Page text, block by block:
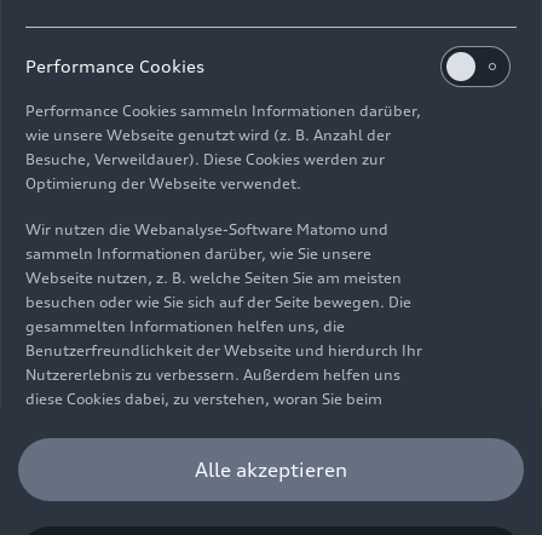
ImpressumRechtliches
Hinweisgebersystem
Informationen zur BarrierefreiheitKontakt
© 2026 AUDI AG. Alle Rechte vorbehalten.
EN
Die Angaben zu Kraftstoffverbrauch, Stromverbrauch, CO₂-
Emissionen und elektrischer Reichweite wurden nach dem
gesetzlich vorgeschriebenen Messverfahren „Worldwide
Harmonized Light Vehicles Test Procedure“ (WLTP) gemäß
Verordnung (EG) 715/2007 ermittelt. Zusatzausstattungen und
Zubehör (Anbauteile, Reifenformat usw.) können relevante
Aerodynamik verändern und neben Witterungs- und
Verkehrsbedingungen sowie dem individuellen Fahrverhalten den
Performance Cookies
Performance Cookies sammeln Informationen darüber,
wie unsere Webseite genutzt wird (z. B. Anzahl der
Besuche, Verweildauer). Diese Cookies werden zur
Optimierung der Webseite verwendet.
Wir nutzen die Webanalyse-Software Matomo und
sammeln Informationen darüber, wie Sie unsere
Webseite nutzen, z. B. welche Seiten Sie am meisten
besuchen oder wie Sie sich auf der Seite bewegen. Die
gesammelten Informationen helfen uns, die
Benutzerfreundlichkeit der Webseite und hierdurch Ihr
Nutzererlebnis zu verbessern. Außerdem helfen uns
diese Cookies dabei, zu verstehen, woran Sie beim
unser Angebot optimieren können. Bitte beachten Sie,
dass Sie Ihre Einwilligung bezüglich der Platzierung von
Performance Cookies jederzeit widerrufen können.
Alle akzeptieren